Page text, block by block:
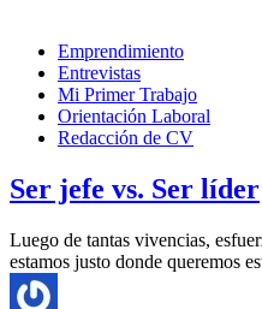
Emprendimiento
Entrevistas
Mi Primer Trabajo
Orientación Laboral
Redacción de CV
Ser jefe vs. Ser líder
Luego de tantas vivencias,
estamos justo donde queremos